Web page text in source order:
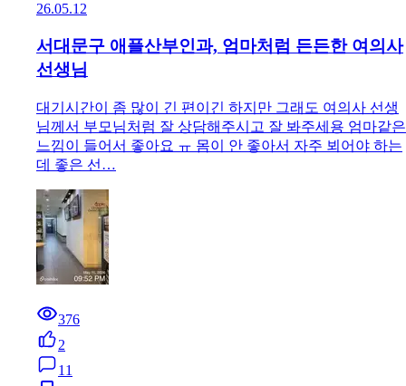
26.05.12
서대문구 애플산부인과, 엄마처럼 든든한 여의사
선생님
대기시간이 좀 많이 긴 편이긴 하지만 그래도 여의사 선생
님께서 부모님처럼 잘 상담해주시고 잘 봐주세용 엄마같은
느낌이 들어서 좋아요 ㅠ 몸이 안 좋아서 자주 뵈어야 하는
데 좋은 선…
376
2
11